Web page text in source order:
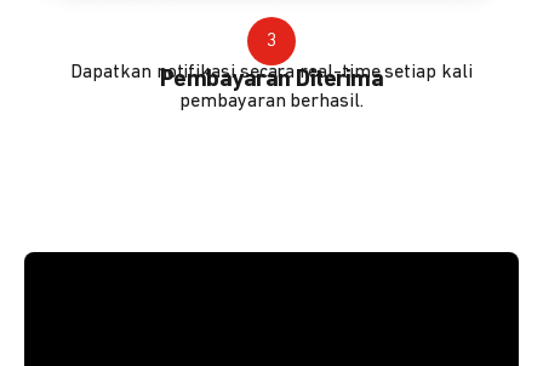
3
Pembayaran Diterima
Dapatkan notifikasi secara real-time setiap kali
pembayaran berhasil.